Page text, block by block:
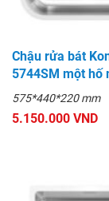
Chậu rửa bát
5744SM một hố
575*440*220 mm
5.150.000 VND